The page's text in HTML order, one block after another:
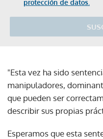
protección de datos.
"Esta vez ha sido
manipuladores,
que pueden ser
describir sus propias
Esperamos que esta